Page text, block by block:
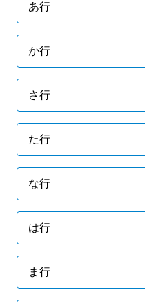
あ行
か行
さ行
た行
な行
は行
ま行